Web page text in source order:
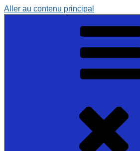
Aller au contenu principal